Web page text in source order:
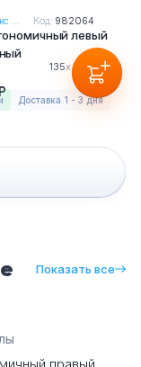
... Код: 982064
левый
135х90х75см
Доставка 1 - 3 дня
Показать все